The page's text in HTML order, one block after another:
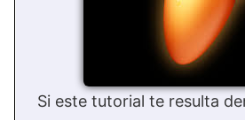
Si este tutorial te resulta